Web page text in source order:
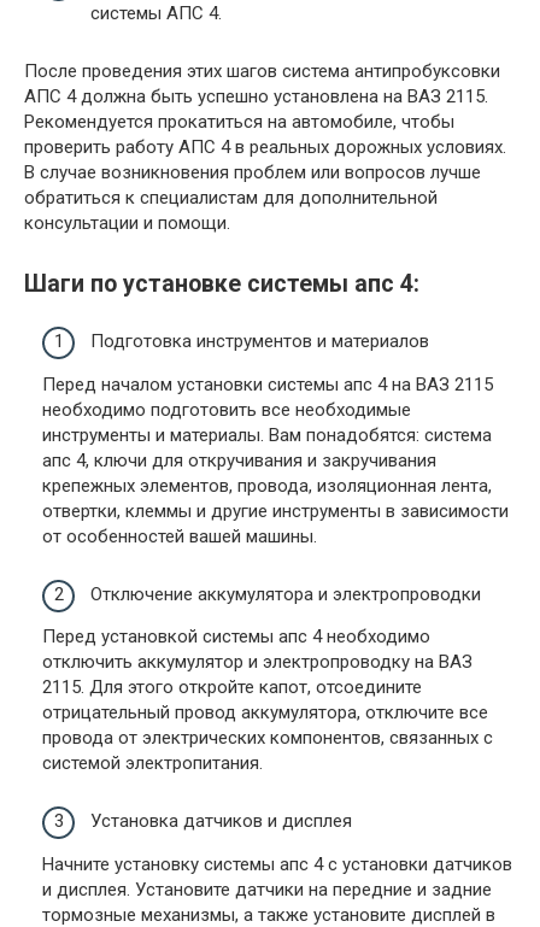
системы АПС 4.
После проведения этих шагов система антипробуксовки
АПС 4 должна быть успешно установлена на ВАЗ 2115.
Рекомендуется прокатиться на автомобиле, чтобы
проверить работу АПС 4 в реальных дорожных условиях.
В случае возникновения проблем или вопросов лучше
обратиться к специалистам для дополнительной
консультации и помощи.
Шаги по установке системы апс 4:
Подготовка инструментов и материалов
Перед началом установки системы апс 4 на ВАЗ 2115
необходимо подготовить все необходимые
инструменты и материалы. Вам понадобятся: система
апс 4, ключи для откручивания и закручивания
крепежных элементов, провода, изоляционная лента,
отвертки, клеммы и другие инструменты в зависимости
от особенностей вашей машины.
Отключение аккумулятора и электропроводки
Перед установкой системы апс 4 необходимо
отключить аккумулятор и электропроводку на ВАЗ
2115. Для этого откройте капот, отсоедините
отрицательный провод аккумулятора, отключите все
провода от электрических компонентов, связанных с
системой электропитания.
Установка датчиков и дисплея
Начните установку системы апс 4 с установки датчиков
и дисплея. Установите датчики на передние и задние
тормозные механизмы, а также установите дисплей в